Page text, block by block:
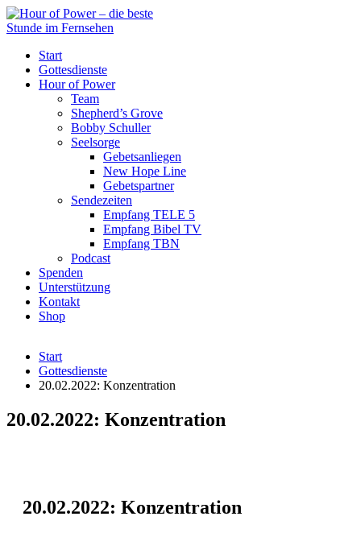
Start
Gottesdienste
Hour of Power
Team
Shepherd’s Grove
Bobby Schuller
Seelsorge
Gebetsanliegen
New Hope Line
Gebetspartner
Sendezeiten
Empfang TELE 5
Empfang Bibel TV
Empfang TBN
Podcast
Spenden
Unterstützung
Kontakt
Shop
Start
Gottesdienste
20.02.2022: Konzentration
20.02.2022: Konzentration
20.02.2022: Konzentration